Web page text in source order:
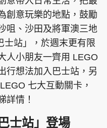
創意玩樂的地點，鼓勵
咀、沙田及將軍澳三地
士站」，於週末更有限
人小朋友一齊用 LEGO
行想法加入巴士站，另
七大互動關卡，
詳情！
士站」登場